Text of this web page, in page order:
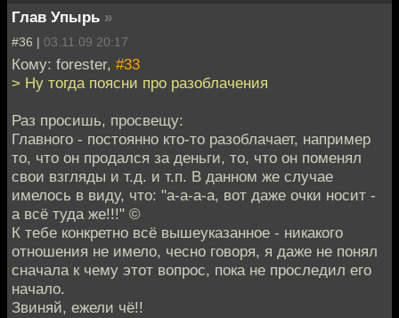
Глав Упырь »
#36 | 03.11.09 20:17
Кому: forester, #33
> Ну тогда поясни про разоблачения
Раз просишь, просвещу:
Главного - постоянно кто-то разоблачает, например
то, что он продался за деньги, то, что он поменял
свои взгляды и т.д. и т.п. В данном же случае
имелось в виду, что: "а-а-а-а, вот даже очки носит -
а всё туда же!!!" ©
К тебе конкретно всё вышеуказанное - никакого
отношения не имело, чесно говоря, я даже не понял
сначала к чему этот вопрос, пока не проследил его
начало.
Звиняй, ежели чё!!